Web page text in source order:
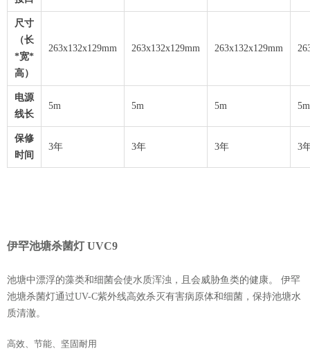
尺寸
（长
*宽*
高）
263x132x129mm 263x132x129mm 263x132x129mm
电源
线长
5m 5m 5m 5m
保修
时间
3年 3年 3年 3
伊罕池塘杀菌灯 UVC9
池塘中漂浮的藻类和细菌会使水质浑浊，且会威胁鱼类的健康。 伊罕
池塘杀菌灯通过UV-C紫外线高效杀灭有害病原体和细菌，保持池塘水
质清澈。
高效、节能、坚固耐用